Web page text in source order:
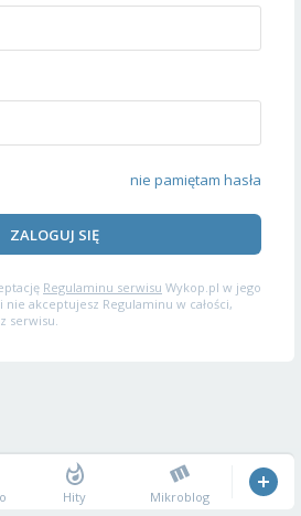
nie pamiętam hasła
ZALOGUJ SIĘ
Regulaminu serwisu Wykop.pl w jego
akceptujesz Regulaminu w całości,
serwisu.
Hity Mikroblog